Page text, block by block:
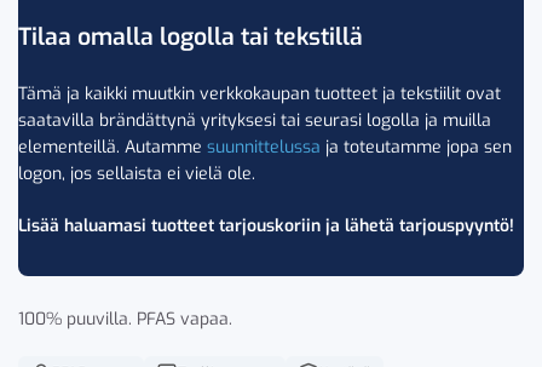
Tilaa omalla logolla tai tekstillä
Tämä ja kaikki muutkin verkkokaupan tuotteet ja tekstiilit ovat
saatavilla brändättynä yrityksesi tai seurasi logolla ja muilla
elementeillä. Autamme suunnittelussa ja toteutamme jopa sen
logon, jos sellaista ei vielä ole.
Lisää haluamasi tuotteet tarjouskoriin ja lähetä tarjouspyyntö!
100% puuvilla. PFAS vapaa.